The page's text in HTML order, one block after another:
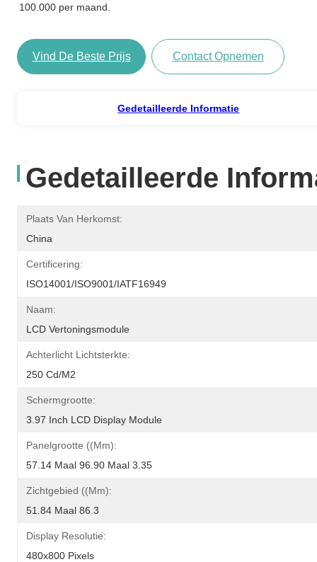
100.000 per maand.
Vind De Beste Prijs Contact Opnemen
Gedetailleerde Informatie
Gedetailleerde
Plaats Van Herkomst:
China
Certificering:
ISO14001/ISO9001/IATF16949
Naam:
LCD Vertoningsmodule
Achterlicht Lichtsterkte:
250 Cd/m2
Schermgrootte:
3.97 Inch LCD Display Module
Panelgrootte ((mm):
57.14 Maal 96.90 Maal 3.35
Zichtgebied ((mm):
51.84 Maal 86.3
Display Resolutie:
480x800 Pixels